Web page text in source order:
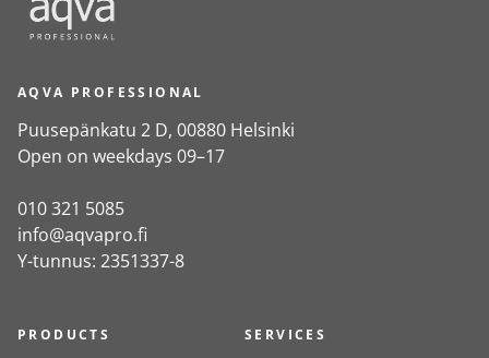
AQVA PROFESSIONAL
Puusepänkatu 2 D, 00880 Helsinki
Open on weekdays 09–17
010 321 5085
info@aqvapro.fi
Y-tunnus: 2351337-8
PRODUCTS SERVICES